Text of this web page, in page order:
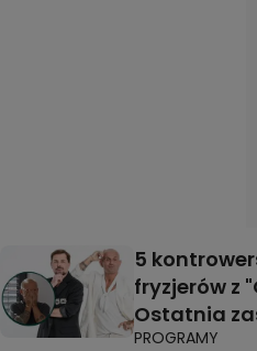
5
fryzjerów z
Ostatnia
PROGRAMY